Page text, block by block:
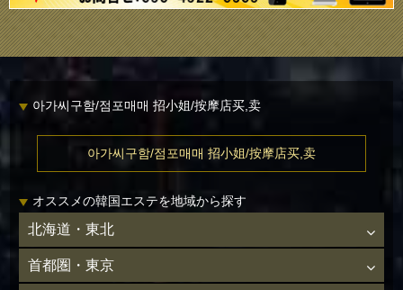
아가씨구함/점포매매 招小姐/按摩店买,卖
아가씨구함/점포매매 招小姐/按摩店买,卖
オススメの韓国エステを地域から探す
北海道・東北
首都圏・東京